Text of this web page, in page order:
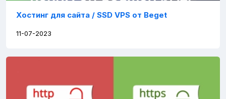
Хостинг для сайта / SSD VPS от Beget
11-07-2023